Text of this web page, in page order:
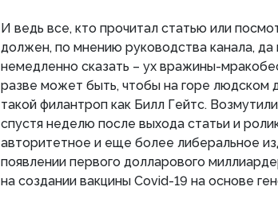
И ведь все, кто прочитал статью или
должен, по мнению руководства канала,
немедленно сказать – ух вражины-
разве может быть, чтобы на горе людском
такой филантроп как Билл Гейтс.
спустя неделю после выхода статьи и
авторитетное и еще более либеральное
появлении первого долларового
на создании вакцины Covid-19 на основе